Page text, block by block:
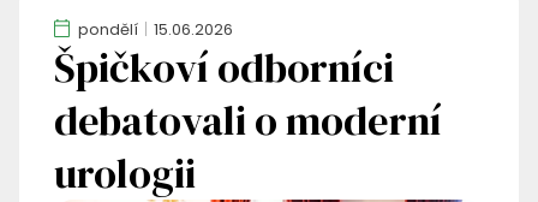
pondělí 15.06.2026
Špičkoví odborníci
debatovali o moderní
urologii